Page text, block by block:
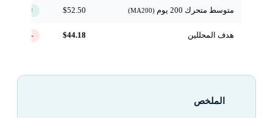
متوسط متحرك 200 يوم $52.50 ↑ فوق
هدف المحللين $44.18
الملخص